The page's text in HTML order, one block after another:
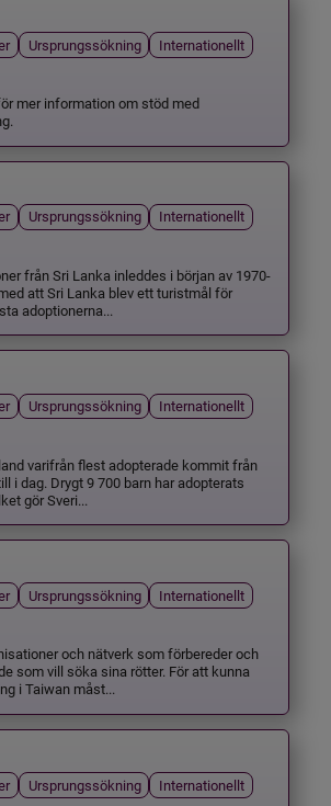
Ursprungssökning
Internationellt
mer information om stöd med
Ursprungssökning
Internationellt
från Sri Lanka inleddes i början av 1970-
att Sri Lanka blev ett turistmål för
adoptionerna...
Ursprungssökning
Internationellt
varifrån flest adopterade kommit från
i dag. Drygt 9 700 barn har adopterats
gör Sveri...
Ursprungssökning
Internationellt
och nätverk som förbereder och
som vill söka sina rötter. För att kunna
i Taiwan måst...
Ursprungssökning
Internationellt